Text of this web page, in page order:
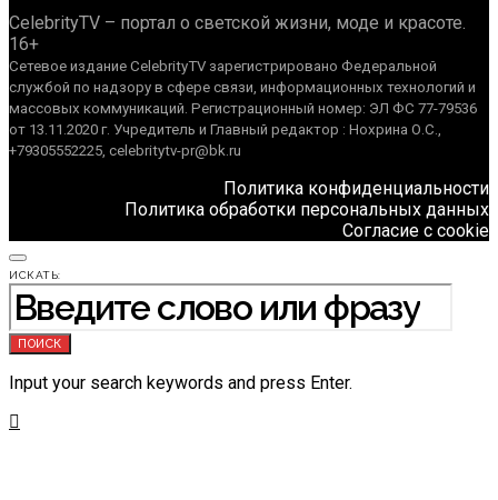
CelebrityTV – портал о светской жизни, моде и красоте.
16+
Сетевое издание CelebrityTV зарегистрировано Федеральной
службой по надзору в сфере связи, информационных технологий и
массовых коммуникаций. Регистрационный номер: ЭЛ ФС 77-79536
от 13.11.2020 г. Учредитель и Главный редактор : Нохрина О.С.,
+79305552225, celebritytv-pr@bk.ru
Политика конфиденциальности
Политика обработки персональных данных
Согласие с cookie
ИСКАТЬ:
ПОИСК
Input your search keywords and press Enter.